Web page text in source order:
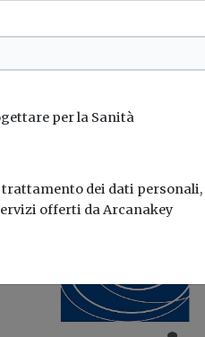
per la Sanità
dei dati personali,
offerti da Arcanakey